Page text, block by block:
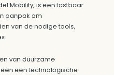
Mobility, is een tastbaar
aanpak om
van de nodige tools,
van duurzame
een technologische